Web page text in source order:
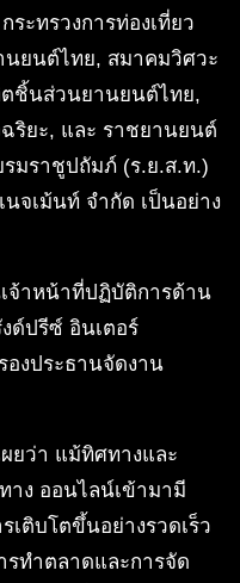
ระทรวงการท่องเที่ยว
ยนต์ไทย, สมาคมวิศวะ
ชิ้นส่วนยานยนต์ไทย,
ริยะ, และ ราชยานยนต์
มราชูปถัมภ์ (ร.ย.ส.ท.)
จเม้นท์ จำกัด เป็นอย่าง
จ้าหน้าที่ปฏิบัติการด้าน
ด์ปรีซ์ อินเตอร์
งประธานจัดงาน
ยว่า แม้ทิศทางและ
าง ออนไลน์เข้ามามี
ติบโตขึ้นอย่างรวดเร็ว
รทำตลาดและการจัด